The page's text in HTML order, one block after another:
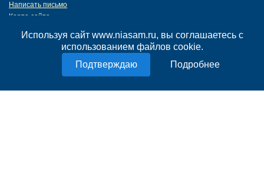
Используя сайт www.niasam.ru, вы соглашаетесь с
использованием файлов cookie.
Подробнее
Написать письмо
Карта сайта
Политика конфиденциальности
Согласие на обработку персональных данных